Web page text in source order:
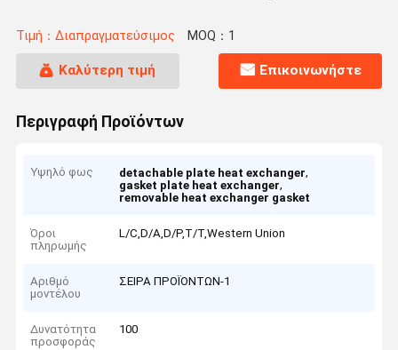
Τιμή：Διαπραγματεύσιμος MOQ：1
Καλύτερη τιμή Επικοινωνήστε
Περιγραφή Προϊόντων
Υψηλό φως detachable plate heat exchanger,
gasket plate heat exchanger,
removable heat exchanger gasket
Όροι
πληρωμής
L/C,D/A,D/P,T/T,Western Union
Αριθμό
μοντέλου
ΣΕΙΡΑ ΠΡΟΪΟΝΤΩΝ-1
Δυνατότητα
προσφοράς
100